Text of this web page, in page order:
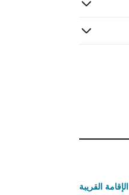
القريبة